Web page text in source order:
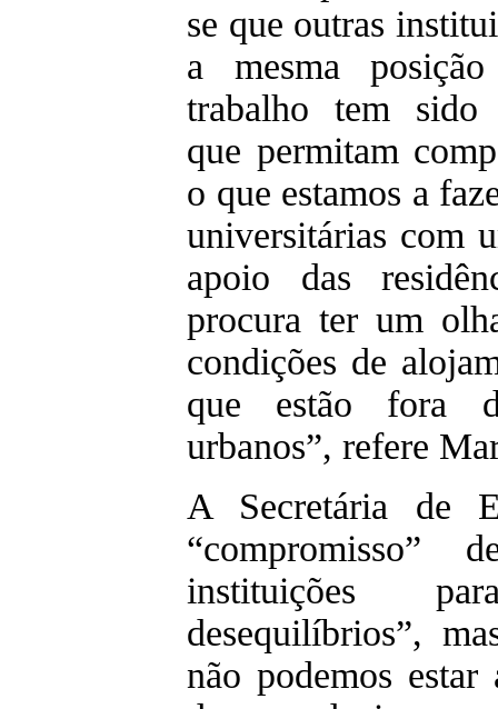
se que outras
a mesma
trabalho tem sido
que permitam
o que estamos a
universitárias com
apoio das
procura ter um
condições de
que estão fora
urbanos”, refere
A Secretária de
“compromisso”
instituições
desequilíbrios”,
não podemos